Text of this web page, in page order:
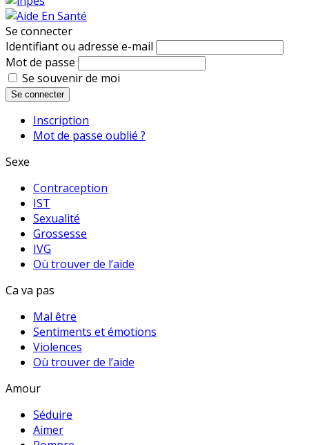
Se connecter
Identifiant ou adresse e-mail
Mot de passe
Se souvenir de moi
Se connecter
Inscription
Mot de passe oublié ?
Sexe
Contraception
IST
Sexualité
Grossesse
IVG
Où trouver de l’aide
Ca va pas
Mal être
Sentiments et émotions
Violences
Où trouver de l’aide
Amour
Séduire
Aimer